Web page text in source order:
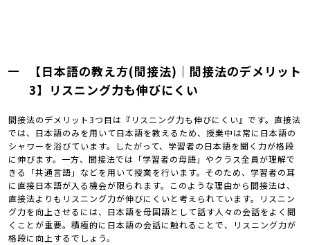
【日本語の教え方(間接法)｜間接法のデメリット
3】リスニング力も伸びにくい
間接法のデメリット3つ目は『リスニング力も伸びにくい』です。直接法
では、日本語のみを用いて日本語を教えるため、授業中は常に日本語の
シャワーを浴びています。したがって、学習者の日本語を聞く力が格段
に伸びます。一方、間接法では「学習者の母語」やクラス全員が理解で
きる「共通言語」などを用いて授業を行います。そのため、学習者の耳
に直接日本語が入る機会が限られます。このような理由から間接法は、
直接法よりもリスニング力が伸びにくいと考えられています。リスニン
グ力を向上させるには、日本語を母国語として話す人々の会話をよく聞
くことが重要。積極的に日本語の会話に触れることで、リスニング力が
格段に向上するでしょう。